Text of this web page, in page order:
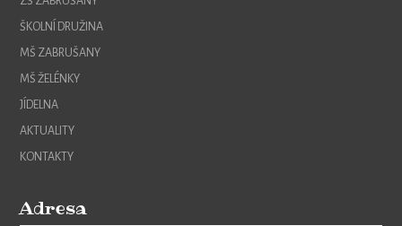
ŠKOLNÍ DRUŽINA
MŠ ZABRUŠANY
MŠ ŽELÉNKY
JÍDELNA
AKTUALITY
KONTAKTY
Adresa